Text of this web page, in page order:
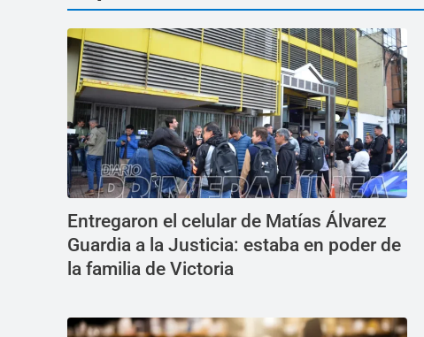
Entregaron el celular de Matías Álvarez
Guardia a la Justicia: estaba en poder de
la familia de Victoria